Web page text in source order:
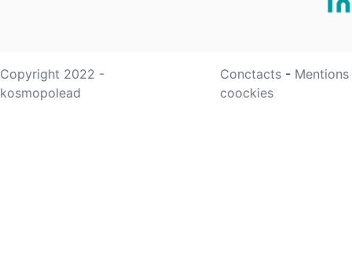
Copyright 2022 -
kosmopolead
Conctacts -
coockies